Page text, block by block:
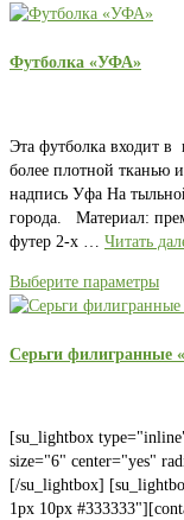
Футболка «УФА»
Эта футболка входит
более плотной тканью
надпись Уфа На
города. Материал:
футер 2-х … Читать
Выберите параметры
Серьги филигранные
[su_lightbox
size="6" center="yes"
[/su_lightbox]
1px 10px